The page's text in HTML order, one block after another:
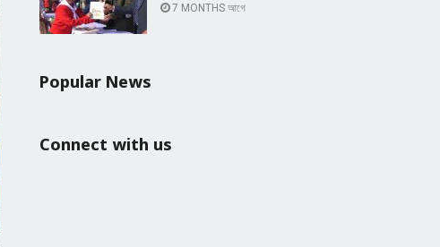
7 MONTHS আগে
Popular News
Connect with us